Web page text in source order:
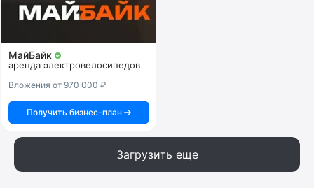
МайБайк
аренда электровелосипедов
Вложения от 970 000 ₽
Получить бизнес-план
Загрузить еще